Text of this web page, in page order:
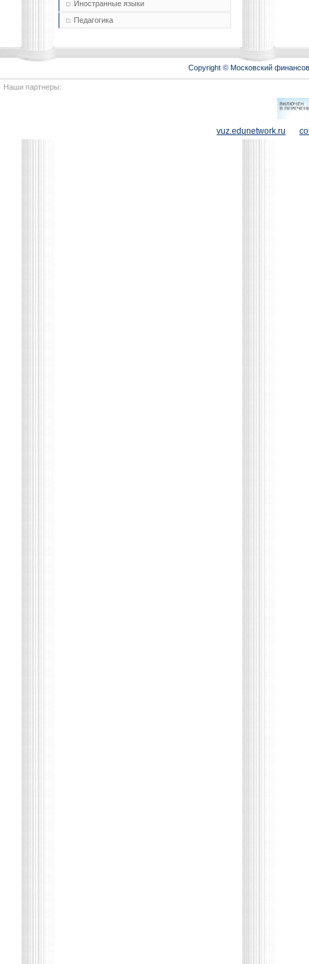
Иностранные языки
Педагогика
Copyright © Московский
Наши партнеры:
vuz.edunetwork.ru